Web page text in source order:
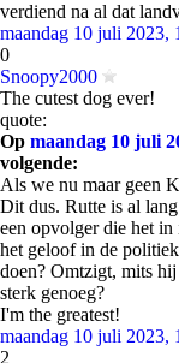
verdiend na al dat
maandag 10 juli 2023,
0
Snoopy2000
The cutest dog ever!
quote:
Op maandag 10 juli
volgende:
Als we nu maar geen
Dit dus. Rutte is al
een opvolger die het
het geloof in de
doen? Omtzigt, mits
sterk genoeg?
I'm the greatest!
maandag 10 juli 2023,
2